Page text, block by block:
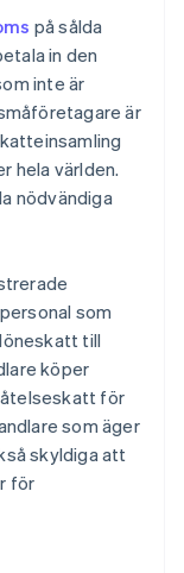
på sålda
in den
inte är
är
hela världen.
nödvändiga
som
till
köper
för
som äger
skyldiga att
för